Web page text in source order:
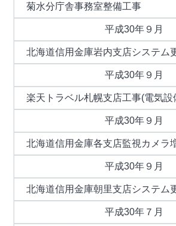
菊水分庁舎事務室整備工事
平成30年９月
北海道信用金庫岩内支店システム
平成30年９月
楽天トラベル札幌支店工事(電気設
平成30年９月
北海道信用金庫各支店監視カメラ
平成30年９月
北海道信用金庫朝里支店システム
平成30年７月